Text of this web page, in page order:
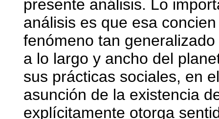
presente análisis. Lo
análisis es que esa
fenómeno tan
a lo largo y ancho del
sus prácticas sociales, en
asunción de la existencia
explícitamente otorga